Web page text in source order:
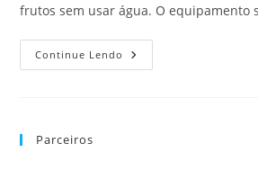
frutos sem usar água. O equipamento
Continue Lendo
Parceiros